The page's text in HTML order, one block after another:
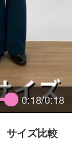
0:18/0:18
サイズ比較